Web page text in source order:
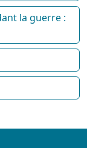
la guerre :